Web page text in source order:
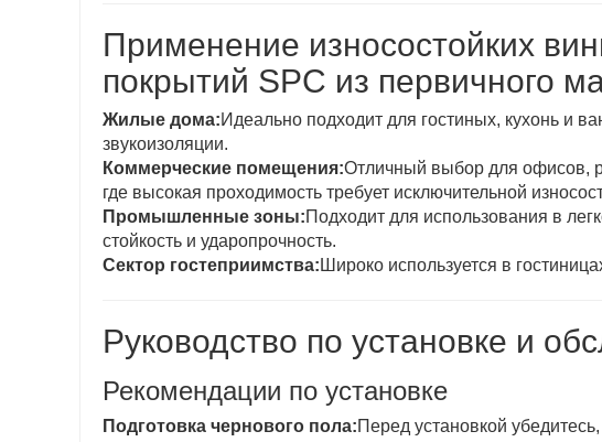
Применение износостойких
покрытий SPC из первичного
Жилые дома:Идеально подходит для гостиных, кухонь и
звукоизоляции.
Коммерческие помещения:Отличный выбор для офисов,
где высокая проходимость требует исключительной
Промышленные зоны:Подходит для использования в
стойкость и ударопрочность.
Сектор гостеприимства: Широко используется в
Руководство по установке и
Рекомендации по установке
Подготовка чернового пола:Перед установкой